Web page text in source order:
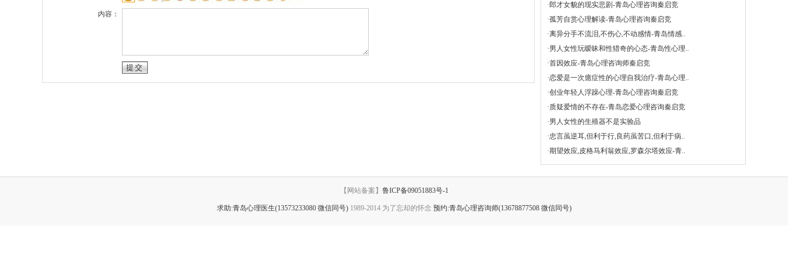
内容：
·郎才女貌的现实悲剧-青岛心理咨询秦启竞
·孤芳自赏心理解读-青岛心理咨询秦启竞
·离异分手不流泪,不伤心,不动感情-青岛情感..
·男人女性玩暧昧和性猎奇的心态-青岛性心理..
·首因效应-青岛心理咨询师秦启竞
·恋爱是一次癔症性的心理自我治疗-青岛心理..
·创业年轻人浮躁心理-青岛心理咨询秦启竞
·质疑爱情的不存在-青岛恋爱心理咨询秦启竞
·男人女性的生殖器不是实验品
·忠言虽逆耳,但利于行,良药虽苦口,但利于病..
·期望效应,皮格马利翁效应,罗森尔塔效应-青..
【网站备案】 鲁ICP备09051883号-1
求助:青岛心理医生(13573233080 微信同号)1989-2014 为了忘却的怀念 预约:青岛心理咨询师(13678877508 微信同号)